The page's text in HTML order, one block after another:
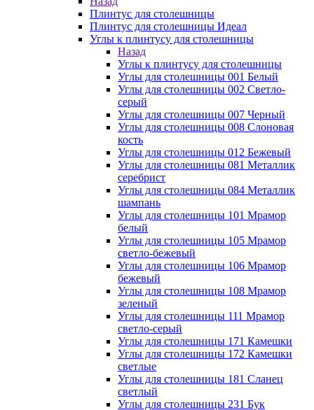
Плинтус для столешницы
Плинтус для столешницы Идеал
Углы к плинтусу для столешницы
Назад
Углы к плинтусу для столешницы
Углы для столешницы 001 Белый
Углы для столешницы 002 Светло-
серый
Углы для столешницы 007 Черный
Углы для столешницы 008 Слоновая
кость
Углы для столешницы 012 Бежевый
Углы для столешницы 081 Металлик
серебрист
Углы для столешницы 084 Металлик
шампань
Углы для столешницы 101 Мрамор
белый
Углы для столешницы 105 Мрамор
светло-бежевый
Углы для столешницы 106 Мрамор
бежевый
Углы для столешницы 108 Мрамор
зеленый
Углы для столешницы 111 Мрамор
светло-серый
Углы для столешницы 171 Камешки
Углы для столешницы 172 Камешки
светлые
Углы для столешницы 181 Сланец
светлый
Углы для столешницы 231 Бук